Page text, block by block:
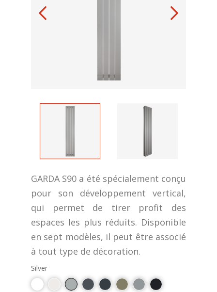
GARDA S90 a été spécialement conçu
pour son développement vertical,
qui permet de tirer profit des
espaces les plus réduits. Disponible
en sept modèles, il peut être associé
à tout type de décoration.
Silver